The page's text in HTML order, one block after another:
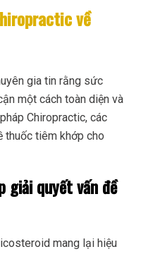
về
gia tin rằng sức
một cách toàn diện và
Chiropractic, các
thuốc tiêm khớp cho
giải quyết vấn đề
mang lại hiệu